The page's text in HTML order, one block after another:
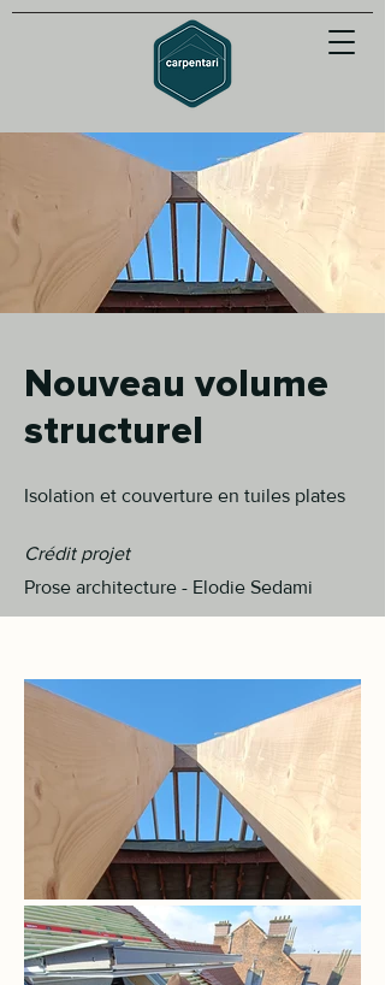
Nouveau volume
structurel
Isolation et couverture en tuiles plates
Crédit projet
Prose architecture - Elodie Sedami